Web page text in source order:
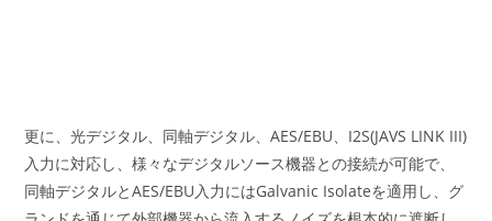
更に、光デジタル、同軸デジタル、AES/EBU、I2S(JAVS LINK III)
入力に対応し、様々なデジタルソース機器との接続が可能で、
同軸デジタルとAES/EBU入力にはGalvanic Isolateを適用し、グ